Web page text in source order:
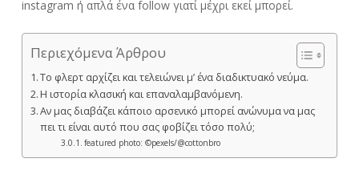
instagram ή απλά ένα follow γιατί μέχρι εκεί μπορεί.
Περιεχόμενα Άρθρου
Το φλερτ αρχίζει και τελειώνει μ’ ένα διαδικτυακό νεύμα.
Η ιστορία κλασική και επαναλαμβανόμενη.
Αν μας διαβάζει κάποιο αρσενικό μπορεί ανώνυμα να μας
πει τι είναι αυτό που σας φοβίζει τόσο πολύ;
featured photo: ©pexels/@cottonbro